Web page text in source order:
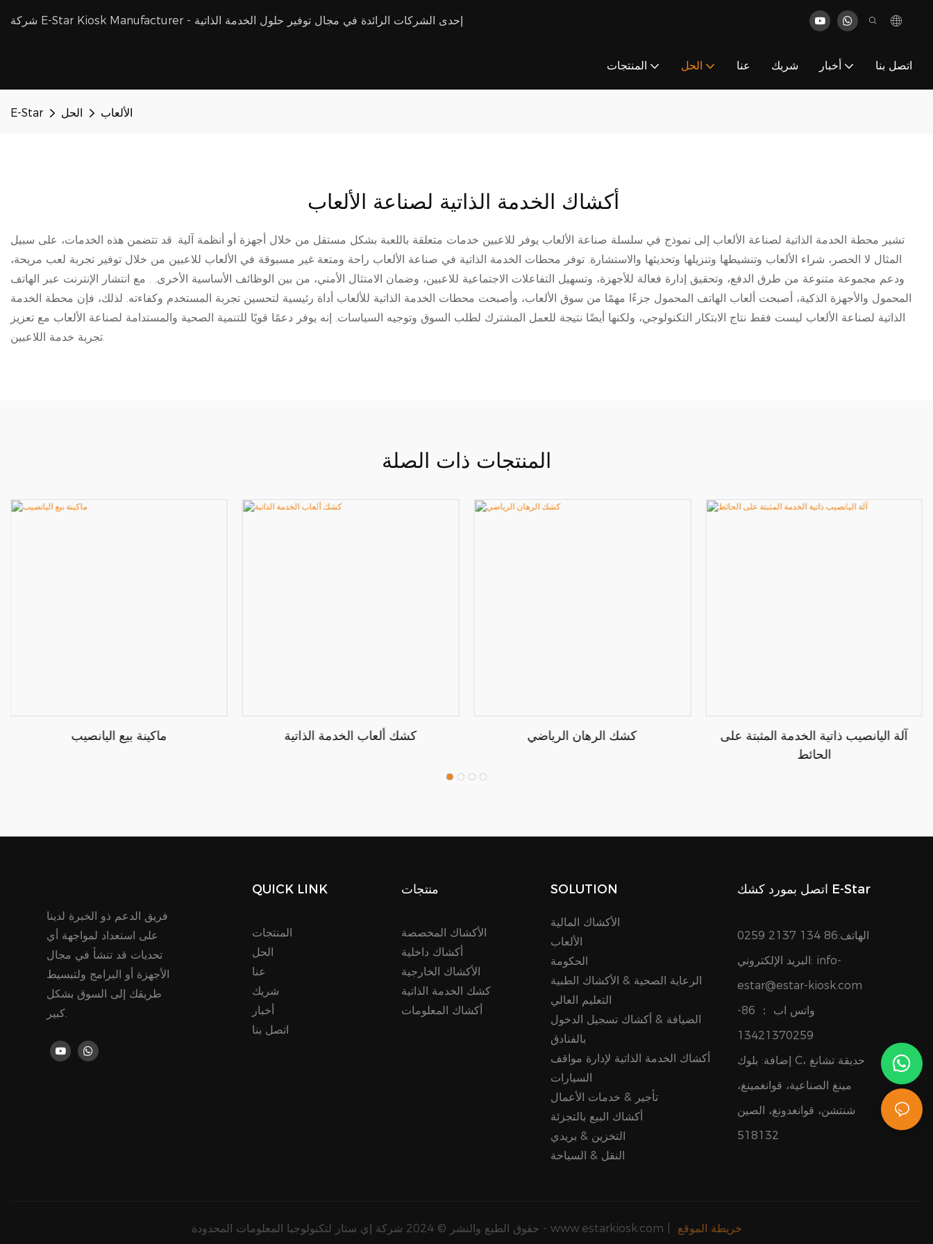
شركة E-Star Kiosk Manufacturer - إحدى الشركات الرائدة في مجال توفير حلول الخدمة الذاتية
المنتجات الحل عنا شريك أخبار اتصل بنا
E-Star الحل الألعاب
تشير محطة الخدمة الذاتية لصناعة الألعاب إلى نموذج في سلسلة صناعة الألعاب يوفر للاعبين خدمات متعلقة باللعبة بشكل مستقل من خلال أجهزة أو أنظمة آلية. قد تتضمن هذه الخدمات، على سبيل
المثال لا الحصر، شراء الألعاب وتنشيطها وتنزيلها وتحديثها والاستشارة. توفر محطات الخدمة الذاتية في صناعة الألعاب راحة ومتعة غير مسبوقة في الألعاب للاعبين من خلال توفير تجربة لعب مريحة،
ودعم مجموعة متنوعة من طرق الدفع، وتحقيق إدارة فعالة للأجهزة، وتسهيل التفاعلات الاجتماعية للاعبين، وضمان الامتثال الأمني، من بين الوظائف الأساسية الأخرى. . مع انتشار الإنترنت عبر الهاتف
المحمول والأجهزة الذكية، أصبحت ألعاب الهاتف المحمول جزءًا مهمًا من سوق الألعاب، وأصبحت محطات الخدمة الذاتية للألعاب أداة رئيسية لتحسين تجربة المستخدم وكفاءته. لذلك، فإن محطة الخدمة
الذاتية لصناعة الألعاب ليست فقط نتاج الابتكار التكنولوجي، ولكنها أيضًا نتيجة للعمل المشترك لطلب السوق وتوجيه السياسات. إنه يوفر دعمًا قويًا للتنمية الصحية والمستدامة لصناعة الألعاب مع تعزيز
تجربة خدمة اللاعبين.
المنتجات ذات الصلة
ماكينة بيع اليانصيب كشك ألعاب الخدمة الذاتية كشك الرهان الرياضي
آلة اليانصيب ذاتية الخدمة المثبتة على
الحائط
فريق الدعم ذو الخبرة لدينا
على استعداد لمواجهة أي
تحديات قد تنشأ في مجال
الأجهزة أو البرامج ولتبسيط
طريقك إلى السوق بشكل
كبير.
QUICK LINK
المنتجات
الحل
عنا
شريك
أخبار
اتصل بنا
منتجات
الأكشاك المخصصة
أكشاك داخلية
الأكشاك الخارجية
كشك الخدمة الذاتية
أكشاك المعلومات
SOLUTION
الأكشاك المالية
الألعاب
الحكومة
الرعاية الصحية & الأكشاك الطبية
التعليم العالي
الضيافة & أكشاك تسجيل الدخول
بالفنادق
أكشاك الخدمة الذاتية لإدارة مواقف
السيارات
تأجير & خدمات الأعمال
أكشاك البيع بالتجزئة
التخزين & بريدي
النقل & السياحة
اتصل بمورد كشك E-Star
الهاتف:86 134 2137 0259
البريد الإلكتروني: info-
estar@estar-kiosk.com
واتس اب ：
86-
13421370259
إضافة: بلوك C، حديقة تشانغ
مينغ الصناعية، قوانغمينغ،
شنتشن، قوانغدونغ، الصين
518132
حقوق الطبع والنشر © 2024 شركة إي ستار لتكنولوجيا المعلومات المحدودة - www.estarkiosk.com | خريطة الموقع